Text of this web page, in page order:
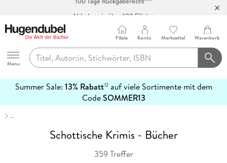
Abholung in über 100 Filialen
Hugendubel
Menu
Filiale Konto Merkzettel Warenkorb
Summer Sale: 13% Rabatt12auf viele Sortimente mit dem
CodeSOMMER13
erfahren
…
Schottische Krimis - Bücher
359 Treffer